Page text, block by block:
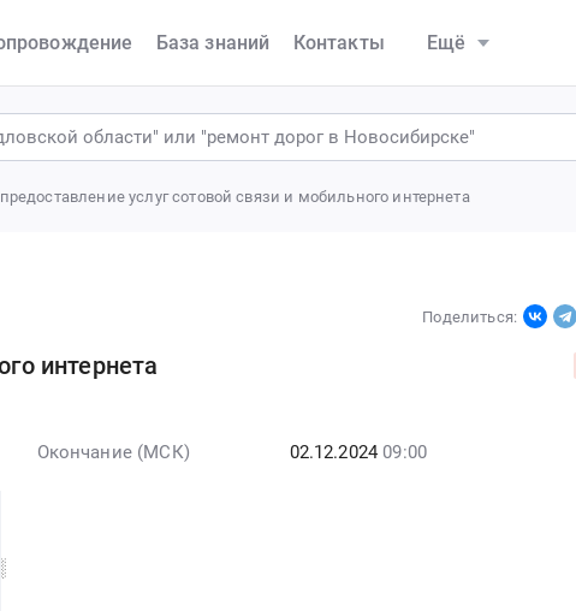
База знаний Контакты Ещё
услуг сотовой связи и мобильного интернета
Поделиться:
интернета
Окончание (МСК) 02.12.2024 09:00